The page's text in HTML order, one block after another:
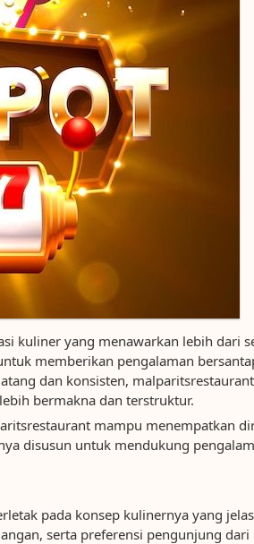
kuliner yang menawarkan lebih dari
memberikan pengalaman
dan konsisten,
bermakna dan terstruktur.
mampu menempatkan
disusun untuk mendukung
pada konsep kulinernya yang
serta preferensi pengunjung